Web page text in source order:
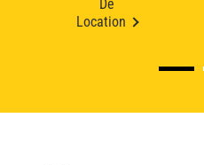
De
Location